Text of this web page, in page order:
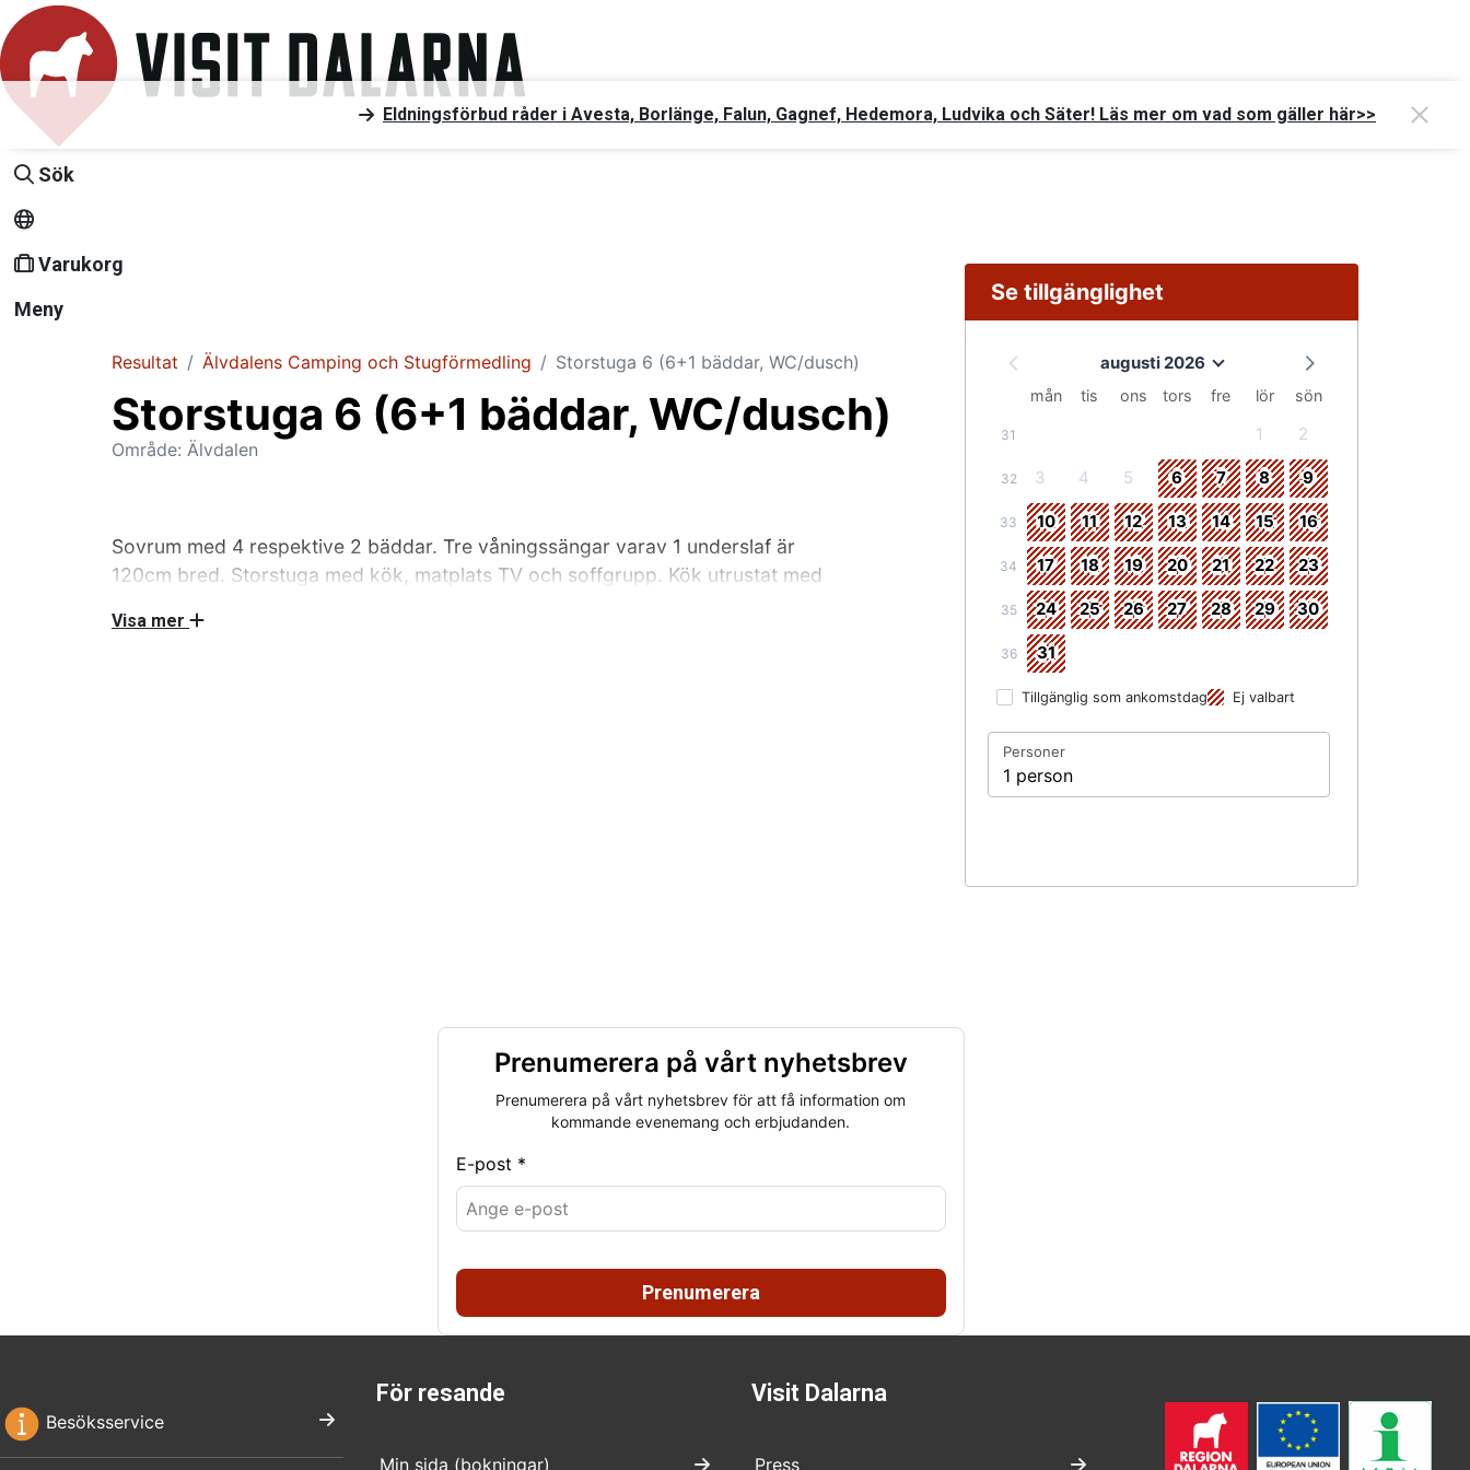
Sök
Varukorg
Meny
Eldningsförbud råder i Avesta, Borlänge, Falun, Gagnef, Hedemora, Ludvika och Säter! Läs mer om vad som gäller här>>
Resultat Älvdalens Camping och Stugförmedling Storstuga 6 (6+1 bäddar, WC/dusch)
Storstuga 6 (6+1 bäddar, WC/dusch)
Område: Älvdalen
Sovrum med 4 respektive 2 bäddar. Tre våningssängar varav 1 underslaf är
120cm bred. Storstuga med kök, matplats TV och soffgrupp. Kök utrustat med
husgeråd för åtta personer. WC och varmt vatten finns i stugan.
Visa mer
Se tillgänglighet
augusti 2026
mån tis ons tors fre lör sön
31 1 2
32 3 4 5 6 7 8 9
33 10 11 12 13 14 15 16
34 17 18 19 20 21 22 23
35 24 25 26 27 28 29 30
36 31
Tillgänglig som ankomstdag Ej valbart
Personer
1 person
Prenumerera på vårt nyhetsbrev
Prenumerera på vårt nyhetsbrev för att få information om
kommande evenemang och erbjudanden.
E-post *
Prenumerera
Besöksservice
För resande
Min sida (bokningar)
Visit Dalarna
Press